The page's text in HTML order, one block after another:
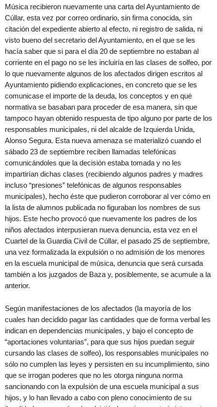
Música recibieron nuevamente una carta del Ayuntamiento de
Cúllar, esta vez por correo ordinario, sin firma conocida, sin
citación del expediente abierto al efecto, ni registro de salida, ni
visto bueno del secretario del Ayuntamiento, en el que se les
hacía saber que si para el día 20 de septiembre no estaban al
corriente en el pago no se les incluiría en las clases de solfeo, por
lo que nuevamente algunos de los afectados dirigen escritos al
Ayuntamiento pidiendo explicaciones, en concreto que se les
comunicase el importe de la deuda, los conceptos y en qué
normativa se basaban para proceder de esa manera, sin que
tampoco hayan obtenido respuesta de tipo alguno por parte de los
responsables municipales, ni del alcalde de Izquierda Unida,
Alonso Segura. Esta nueva amenaza se materializó cuando el
sábado 23 de septiembre reciben llamadas telefónicas
comunicándoles que la decisión estaba tomada y no les
impartirían dichas clases (recibiendo algunos padres y madres
incluso “presiones” telefónicas de algunos responsables
municipales), hecho éste que pudieron corroborar al ver cómo en
la lista de alumnos publicada no figuraban los nombres de sus
hijos. Este hecho provocó que nuevamente los padres de los
niños afectados interpusieran nueva denuncia, esta vez en el
Cuartel de la Guardia Civil de Cúllar, el pasado 25 de septiembre,
una vez formalizada la expulsión o no admisión de los menores
en la escuela municipal de música, denuncia que será cursada
también a los juzgados de Baza y, posiblemente, se acumule a la
anterior.
Según manifestaciones de los afectados (la mayoría de los
cuales han decidido pagar las cantidades que de forma verbal les
indican en dependencias municipales, y bajo el concepto de
“aportaciones voluntarias”, para que sus hijos puedan seguir
cursando las clases de solfeo), los responsables municipales no
sólo no cumplen las leyes y persisten en su incumplimiento, sino
que se irrogan poderes que no les otorga ninguna norma
sancionando con la expulsión de una escuela municipal a sus
hijos, y lo han llevado a cabo con pleno conocimiento de su